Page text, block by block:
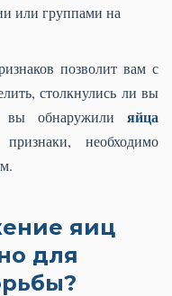
или группами на
позволит вам с
столкнулись ли вы
вы обнаружили яйца
необходимо
яиц
для